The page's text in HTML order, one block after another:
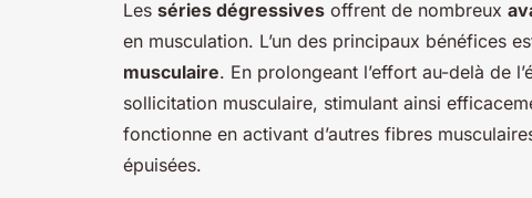
Les séries dégressives offrent de nombreux
en musculation. L’un des principaux bénéfices
musculaire. En prolongeant l’effort au-delà de
sollicitation musculaire, stimulant ainsi
fonctionne en activant d’autres fibres
épuisées.